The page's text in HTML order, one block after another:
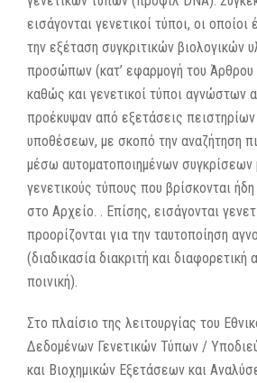
εισάγονται γενετικοί τύποι, οι
την εξέταση συγκριτικών βιολογικών
προσώπων (κατ’ εφαρμογή του
καθώς και γενετικοί τύποι αγνώστων
προέκυψαν από εξετάσεις
υποθέσεων, με σκοπό την αναζήτηση
μέσω αυτοματοποιημένων συγκρίσεων
γενετικούς τύπους που βρίσκονται
στο Αρχείο. . Επίσης, εισάγονται
προορίζονται για την ταυτοποίηση
(διαδικασία διακριτή και διαφορετική
ποινική).
Στο πλαίσιο της λειτουργίας του
Δεδομένων Γενετικών Τύπων /
και Βιοχημικών Εξετάσεων και